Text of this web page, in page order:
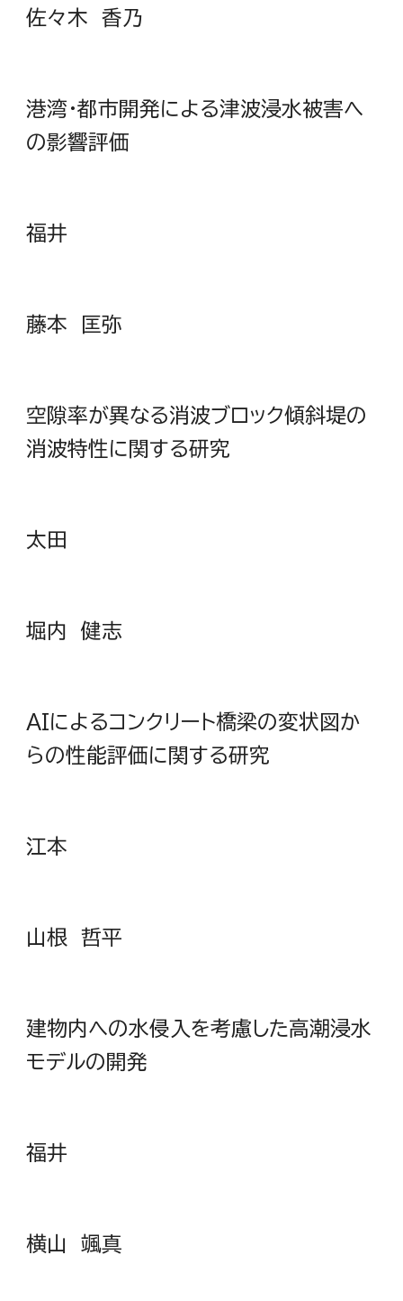
佐々木 香乃
港湾・都市開発による津波浸水被害へ
の影響評価
福井
藤本 匡弥
空隙率が異なる消波ブロック傾斜堤の
消波特性に関する研究
太田
堀内 健志
AIによるコンクリート橋梁の変状図か
らの性能評価に関する研究
江本
山根 哲平
建物内への水侵入を考慮した高潮浸水
モデルの開発
福井
横山 颯真